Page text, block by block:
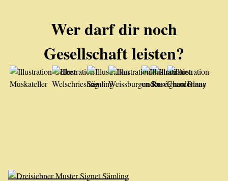
Wer darf dir noch
Gesellschaft leisten?